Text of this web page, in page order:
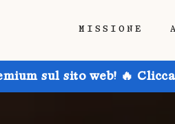
MISSIONE
sul sito web! 🔥